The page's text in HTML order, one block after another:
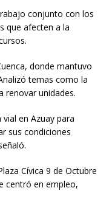
conjunto con los
que afecten a la
donde mantuvo
temas como la
renovar unidades.
en Azuay para
sus condiciones
Cívica 9 de Octubre
centró en empleo,